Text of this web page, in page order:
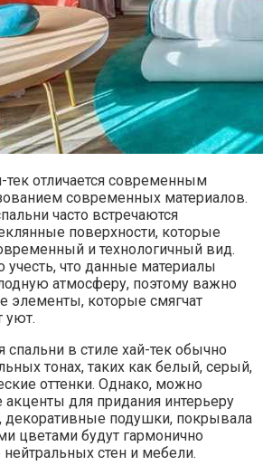
тек отличается современным
современных материалов.
часто встречаются
поверхности, которые
и технологичный вид.
что данные материалы
атмосферу, поэтому важно
элементы, которые смягчат
уют.
спальни в стиле хай-тек обычно
тонах, таких как белый, серый,
оттенки. Однако, можно
акценты для придания интерьеру
декоративные подушки, покрывала
цветами будут гармонично
стен и мебели.